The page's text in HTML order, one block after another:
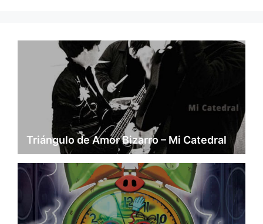
Triángulo de Amor Bizarro – Mi Catedral